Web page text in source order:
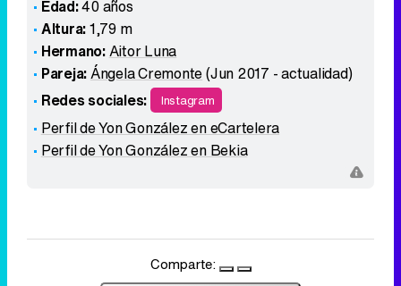
Edad:40 años
Altura:1,79 m
Hermano:Aitor Luna
Pareja:Ángela Cremonte(Jun 2017 - actualidad)
Redes sociales:
Instagram
Perfil de Yon González en eCartelera
Perfil de Yon González en Bekia
Comparte: